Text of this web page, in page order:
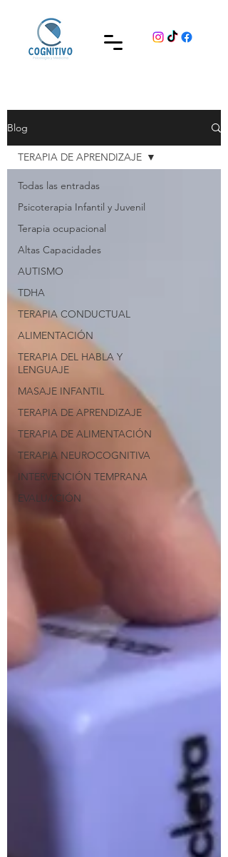
Blog
Todas las entradas
Psicoterapia Infantil y Juvenil
Terapia ocupacional
Altas Capacidades
AUTISMO
TDHA
TERAPIA CONDUCTUAL
ALIMENTACIÓN
TERAPIA DEL HABLA Y
LENGUAJE
MASAJE INFANTIL
TERAPIA DE APRENDIZAJE
TERAPIA DE ALIMENTACIÓN
TERAPIA NEUROCOGNITIVA
INTERVENCIÓN TEMPRANA
EVALUACIÓN
TERAPIA DE APRENDIZAJE